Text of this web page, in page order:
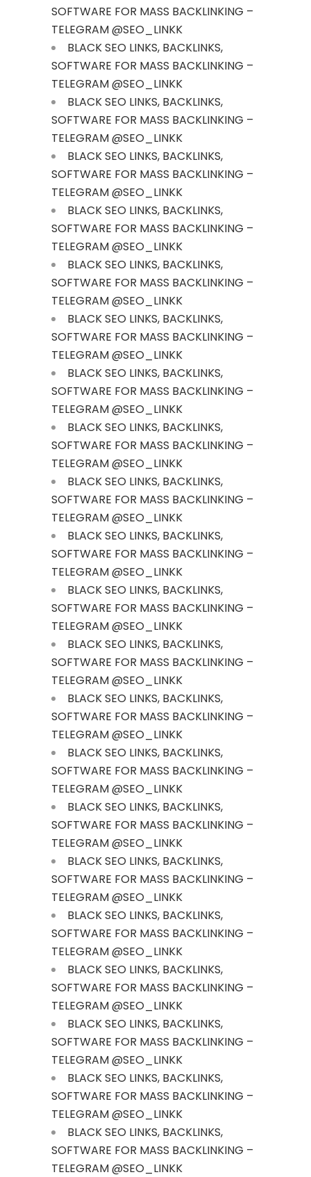
SOFTWARE FOR MASS BACKLINKING –
TELEGRAM @SEO_LINKK
BLACK SEO LINKS, BACKLINKS,
SOFTWARE FOR MASS BACKLINKING –
TELEGRAM @SEO_LINKK
BLACK SEO LINKS, BACKLINKS,
SOFTWARE FOR MASS BACKLINKING –
TELEGRAM @SEO_LINKK
BLACK SEO LINKS, BACKLINKS,
SOFTWARE FOR MASS BACKLINKING –
TELEGRAM @SEO_LINKK
BLACK SEO LINKS, BACKLINKS,
SOFTWARE FOR MASS BACKLINKING –
TELEGRAM @SEO_LINKK
BLACK SEO LINKS, BACKLINKS,
SOFTWARE FOR MASS BACKLINKING –
TELEGRAM @SEO_LINKK
BLACK SEO LINKS, BACKLINKS,
SOFTWARE FOR MASS BACKLINKING –
TELEGRAM @SEO_LINKK
BLACK SEO LINKS, BACKLINKS,
SOFTWARE FOR MASS BACKLINKING –
TELEGRAM @SEO_LINKK
BLACK SEO LINKS, BACKLINKS,
SOFTWARE FOR MASS BACKLINKING –
TELEGRAM @SEO_LINKK
BLACK SEO LINKS, BACKLINKS,
SOFTWARE FOR MASS BACKLINKING –
TELEGRAM @SEO_LINKK
BLACK SEO LINKS, BACKLINKS,
SOFTWARE FOR MASS BACKLINKING –
TELEGRAM @SEO_LINKK
BLACK SEO LINKS, BACKLINKS,
SOFTWARE FOR MASS BACKLINKING –
TELEGRAM @SEO_LINKK
BLACK SEO LINKS, BACKLINKS,
SOFTWARE FOR MASS BACKLINKING –
TELEGRAM @SEO_LINKK
BLACK SEO LINKS, BACKLINKS,
SOFTWARE FOR MASS BACKLINKING –
TELEGRAM @SEO_LINKK
BLACK SEO LINKS, BACKLINKS,
SOFTWARE FOR MASS BACKLINKING –
TELEGRAM @SEO_LINKK
BLACK SEO LINKS, BACKLINKS,
SOFTWARE FOR MASS BACKLINKING –
TELEGRAM @SEO_LINKK
BLACK SEO LINKS, BACKLINKS,
SOFTWARE FOR MASS BACKLINKING –
TELEGRAM @SEO_LINKK
BLACK SEO LINKS, BACKLINKS,
SOFTWARE FOR MASS BACKLINKING –
TELEGRAM @SEO_LINKK
BLACK SEO LINKS, BACKLINKS,
SOFTWARE FOR MASS BACKLINKING –
TELEGRAM @SEO_LINKK
BLACK SEO LINKS, BACKLINKS,
SOFTWARE FOR MASS BACKLINKING –
TELEGRAM @SEO_LINKK
BLACK SEO LINKS, BACKLINKS,
SOFTWARE FOR MASS BACKLINKING –
TELEGRAM @SEO_LINKK
BLACK SEO LINKS, BACKLINKS,
SOFTWARE FOR MASS BACKLINKING –
TELEGRAM @SEO_LINKK